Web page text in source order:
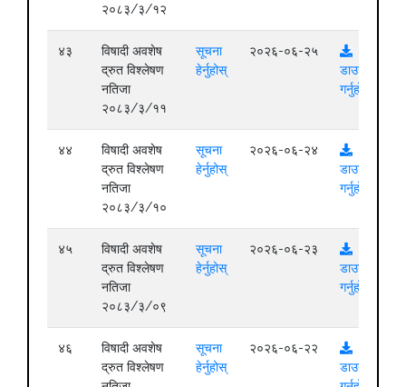
२०८३/३/१२
४३
विषादी अवशेष
द्रुत विश्लेषण
नतिजा
२०८३/३/११
सूचना
हेर्नुहोस्
२०२६-०६-२५
डाउनलोड
गर्नुहोस्
४४
विषादी अवशेष
द्रुत विश्लेषण
नतिजा
२०८३/३/१०
सूचना
हेर्नुहोस्
२०२६-०६-२४
डाउनलोड
गर्नुहोस्
४५
विषादी अवशेष
द्रुत विश्लेषण
नतिजा
२०८३/३/०९
सूचना
हेर्नुहोस्
२०२६-०६-२३
डाउनलोड
गर्नुहोस्
४६
विषादी अवशेष
द्रुत विश्लेषण
सूचना
हेर्नुहोस्
२०२६-०६-२२
डाउनलोड